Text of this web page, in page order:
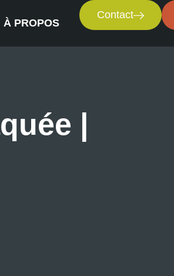
Contact
À PROPOS
|